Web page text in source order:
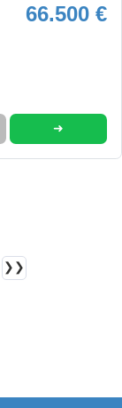
66.500 €
➜
❯❯